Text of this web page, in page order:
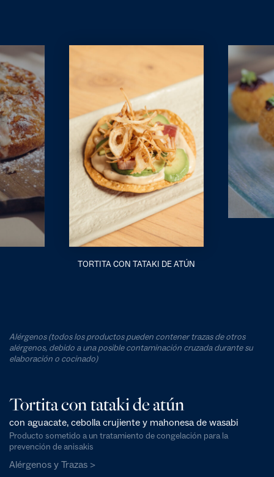
TORTITA CON TATAKI DE ATÚN
Alérgenos (todos los productos pueden contener trazas de otros
alérgenos, debido a una posible contaminación cruzada durante su
elaboración o cocinado)
Tortita con tataki de atún
con aguacate, cebolla crujiente y mahonesa de wasabi
Producto sometido a un tratamiento de congelación para la
prevención de anisakis
Alérgenos y Trazas >